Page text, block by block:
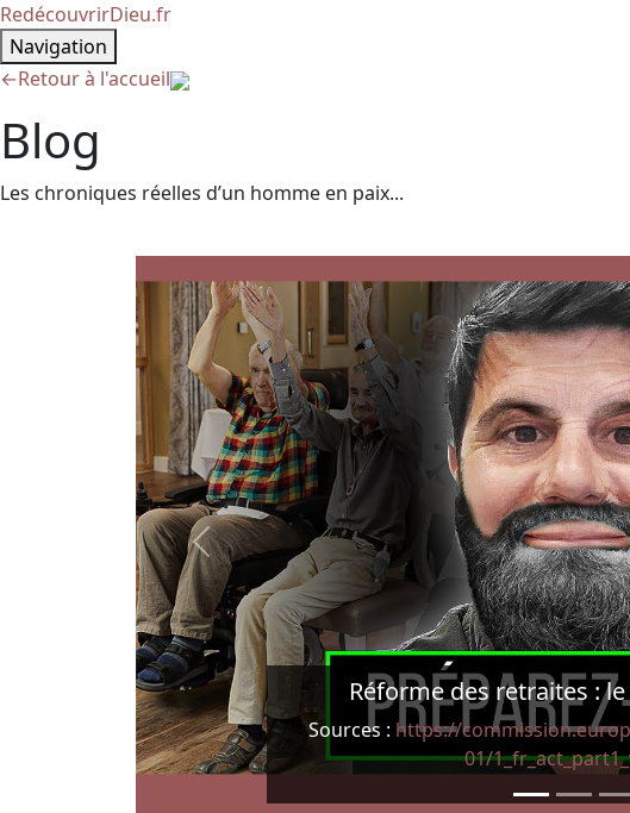
RedécouvrirDieu.fr
Navigation
←Retour à l'accueil
Blog
Les chroniques réelles d’un homme en paix...
Réforme des retraites :
Sources : https://
01/
Previous